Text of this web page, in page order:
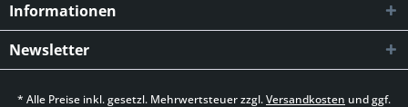
Informationen
Newsletter
* Alle Preise inkl. gesetzl. Mehrwertsteuer zzgl.Versandkosten und ggf.